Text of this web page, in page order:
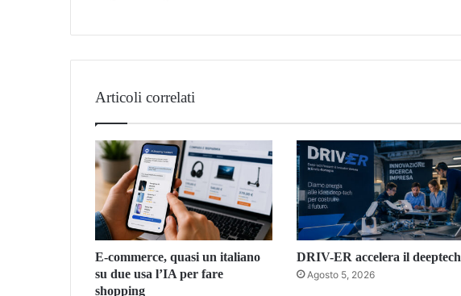
Articoli correlati
E-commerce, quasi un italiano
su due usa l’IA per fare
shopping
DRIV-ER accelera il deeptech
Agosto 5, 2026